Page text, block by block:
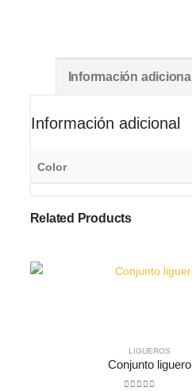
Información adicional
Información adicional
Color
Related Products
LIGUEROS
Conjunto liguero